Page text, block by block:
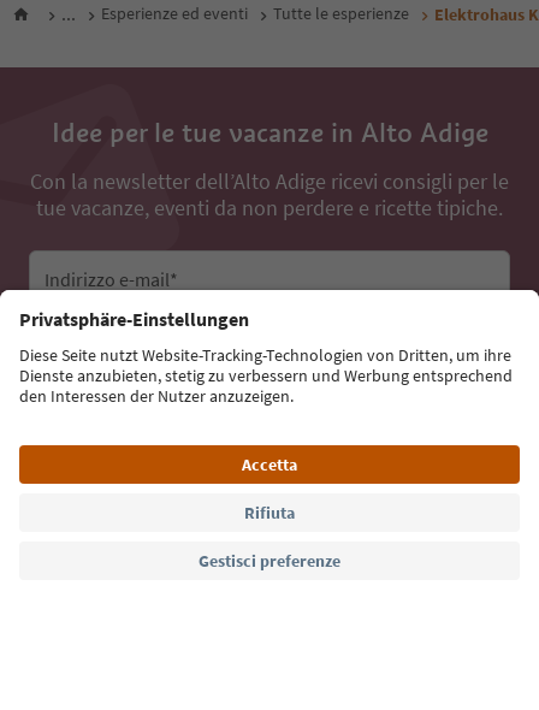
... Esperienze ed eventi Tutte le esperienze Elektrohaus
Idee per le tue vacanze in Alto Adige
Con la newsletter dell’Alto Adige ricevi consigli per le
tue vacanze, eventi da non perdere e ricette tipiche.
Indirizzo e-mail*
Iscriviti alla newsletter